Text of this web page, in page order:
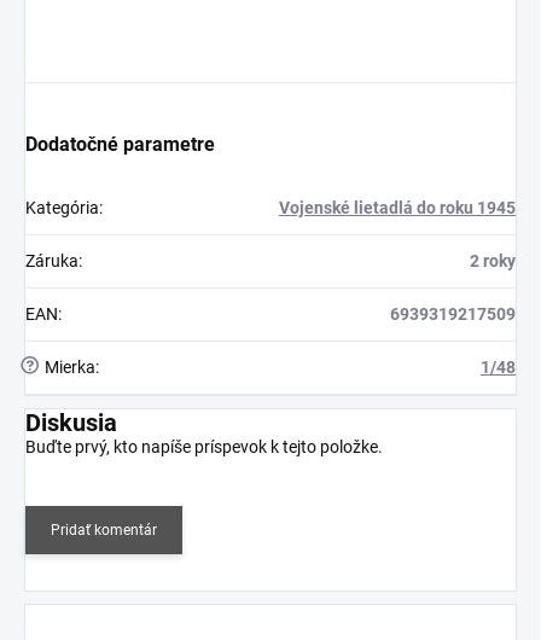
Dodatočné parametre
Kategória: Vojenské lietadlá do roku 1945
Záruka: 2 roky
EAN: 6939319217509
? Mierka: 1/48
Diskusia
Buďte prvý, kto napíše príspevok k tejto položke.
Pridať komentár